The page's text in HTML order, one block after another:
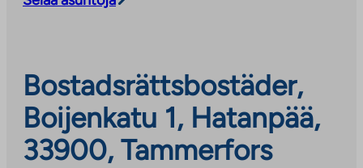
content
Bostadsrättsbostäder,
Boijenkatu 1, Hatanpää,
33900, Tammerfors